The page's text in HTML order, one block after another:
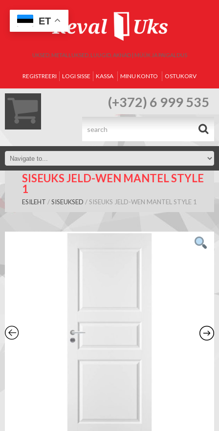
UKSED, METALLUKSED, LUUGID, AKNAD | MÜÜK JA PAIGALDUS
REGISTREERI LOGI SISSE KASSA MINU KONTO OSTUKORV
(+372) 6 999 535
SISEUKS JELD-WEN MANTEL STYLE
1
ESILEHT /SISEUKSED / SISEUKS JELD-WEN MANTEL STYLE 1
ET